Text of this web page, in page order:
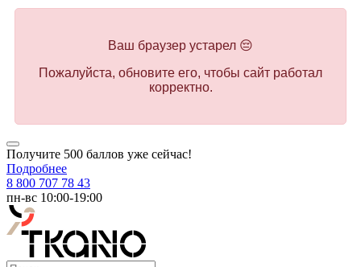
Ваш браузер устарел 😔
Пожалуйста, обновите его, чтобы сайт работал
корректно.
Получите 500 баллов уже сейчас!
Подробнее
8 800 707 78 43
пн-вс 10:00-19:00